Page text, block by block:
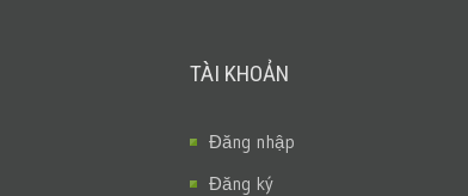
TÀI KHOẢN
Đăng nhập
Đăng ký